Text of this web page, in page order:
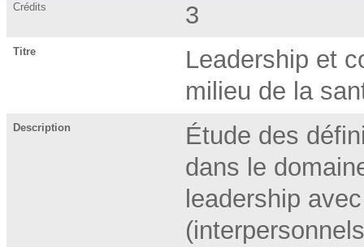
Crédits 3
Titre
Leadership et
milieu de la
Description
Étude des
dans le
leadership